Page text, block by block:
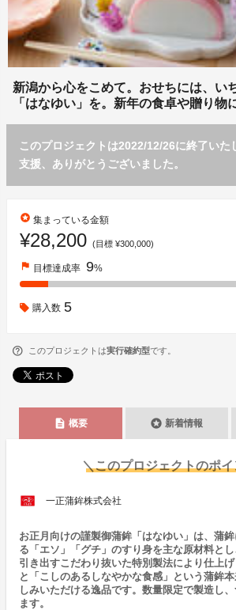
新潟から心をこめて。おせちには、い
「はなゆい」を。新年の食卓や贈り物
このプロジェクトは2022/12/26に終了いた
支援、ありがとうございました。
stars 集まっている金額
¥28,200 (目標 ¥300,000)
flag 目標達成率 9%
購入数 5
このプロジェクトは実行確約型です。
description 概要 stars 新着情報
＼このプロジェクトのポイ
一正蒲鉾株式会社
お正月向けの謹製御蒲鉾「はなゆい」は、蒲
る「エソ」「グチ」のすり身を主な原材料と
引き出すこだわり抜いた特別製法により仕上げ
と「こしのあるしなやかな食感」という蒲鉾
しみいただける逸品です。数量限定で製造し
ます。